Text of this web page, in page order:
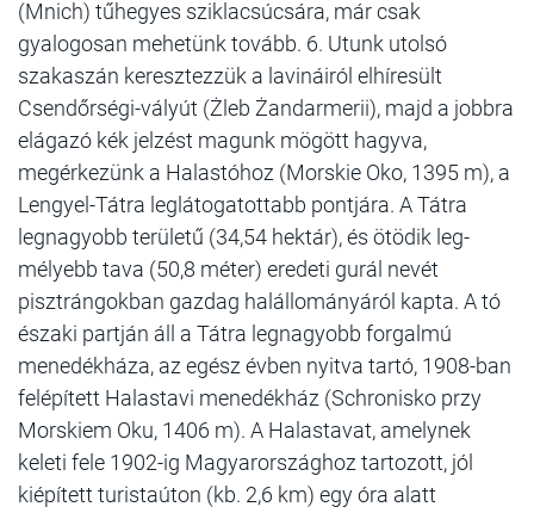
(Mnich) tűhegyes sziklacsúcsára, már csak
gyalogosan mehetünk tovább. 6. Utunk utolsó
szakaszán keresztezzük a lavináiról elhíresült
Csendőrségi-vályút (Żleb Żandarmerii), majd a jobbra
elágazó kék jelzést magunk mögött hagyva,
megérkezünk a Halastóhoz (Morskie Oko, 1395 m), a
Lengyel-Tátra leglátogatottabb pontjára. A Tátra
legnagyobb területű (34,54 hektár), és ötödik leg-
mélyebb tava (50,8 méter) eredeti gurál nevét
pisztrángokban gazdag halállományáról kapta. A tó
északi partján áll a Tátra legnagyobb forgalmú
menedékháza, az egész évben nyitva tartó, 1908-ban
felépített Halastavi menedékház (Schronisko przy
Morskiem Oku, 1406 m). A Halastavat, amelynek
keleti fele 1902-ig Magyarországhoz tartozott, jól
kiépített turistaúton (kb. 2,6 km) egy óra alatt